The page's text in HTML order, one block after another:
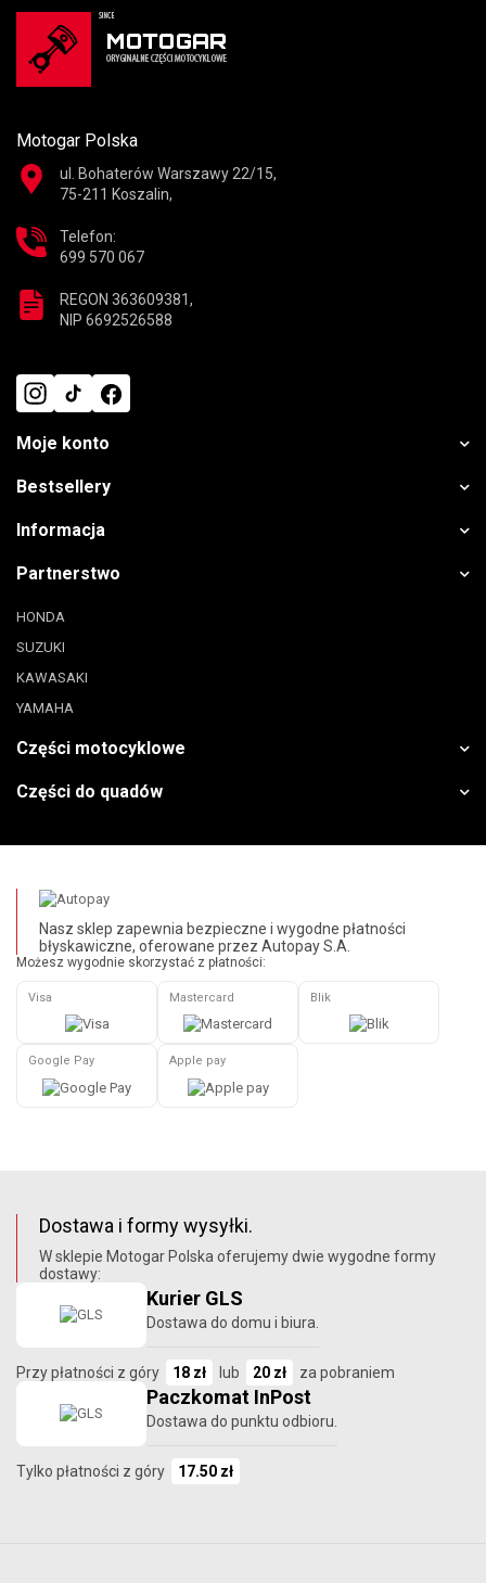
Motogar Polska
ul. Bohaterów Warszawy 22/15,
75-211 Koszalin,
Telefon:
699 570 067
REGON 363609381,
NIP 6692526588
Moje konto
Bestsellery
Informacja
Partnerstwo
HONDA
SUZUKI
KAWASAKI
YAMAHA
Części motocyklowe
Części do quadów
Nasz sklep zapewnia bezpieczne i wygodne płatności
błyskawiczne, oferowane przez Autopay S.A.
Możesz wygodnie skorzystać z płatności:
Visa Mastercard Blik
Google Pay Apple pay
Dostawa i formy wysyłki.
W sklepie Motogar Polska oferujemy dwie wygodne formy
dostawy:
Kurier GLS
Dostawa do domu i biura.
Przy płatności z góry 18 zł lub 20 zł za pobraniem
Paczkomat InPost
Dostawa do punktu odbioru.
Tylko płatności z góry 17.50 zł